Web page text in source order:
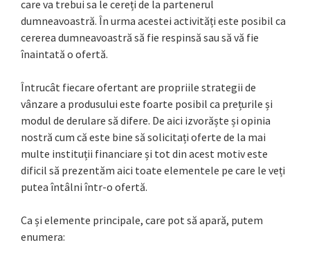
care va trebui sa le cereți de la partenerul
dumneavoastră. În urma acestei activități este posibil ca
cererea dumneavoastră să fie respinsă sau să vă fie
înaintată o ofertă.
Întrucât fiecare ofertant are propriile strategii de
vânzare a produsului este foarte posibil ca prețurile și
modul de derulare să difere. De aici izvorăște și opinia
nostră cum că este bine să solicitați oferte de la mai
multe instituții financiare și tot din acest motiv este
dificil să prezentăm aici toate elementele pe care le veți
putea întâlni într-o ofertă.
Ca și elemente principale, care pot să apară, putem
enumera: